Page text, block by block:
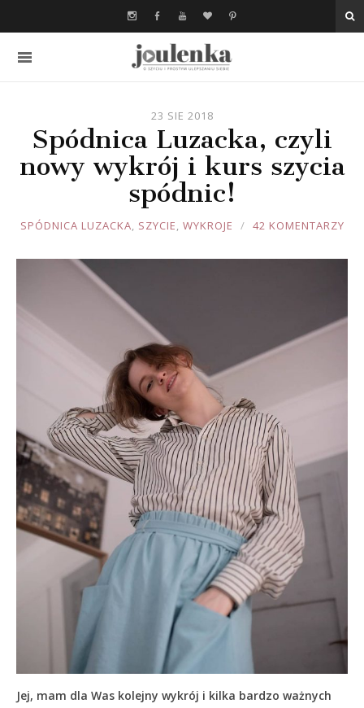
23 SIE 2018
Spódnica Luzacka, czyli
nowy wykrój i kurs szycia
spódnic!
JOULE
SPÓDNICA LUZACKA, SZYCIE, WYKROJE 42 KOMENTARZY
Jej, mam dla Was kolejny wykrój i kilka bardzo ważnych